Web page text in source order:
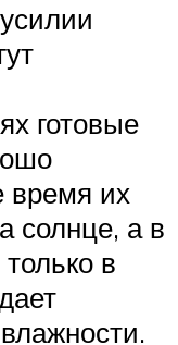
готовые
время их
солнце, а в
в